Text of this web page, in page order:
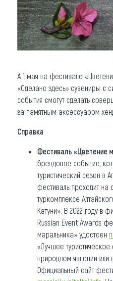
А 1 мая на фестивале
«Сделано здесь» сувениры с
события смогут сделать
за памятным аксессуаром
Справка
Фестиваль «Цветение
брендовое событие,
туристический сезон в
фестиваль проходит
туркомплексе
Катуни». В 2022 году в
Russian Event Awards
маральника» удостоен
«Лучшее
природном явлении или
Официальный сайт